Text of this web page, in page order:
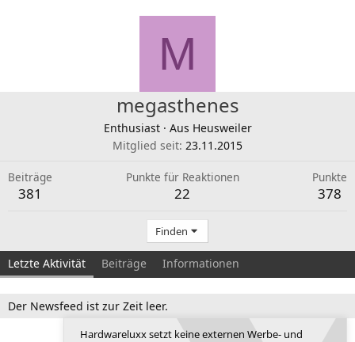
M
megasthenes
Enthusiast · Aus Heusweiler
Mitglied seit 23.11.2015
Beiträge
381
Punkte für Reaktionen
22
Punkte
378
Finden
Letzte Aktivität Beiträge Informationen
Der Newsfeed ist zur Zeit leer.
Hardwareluxx setzt keine externen Werbe- und